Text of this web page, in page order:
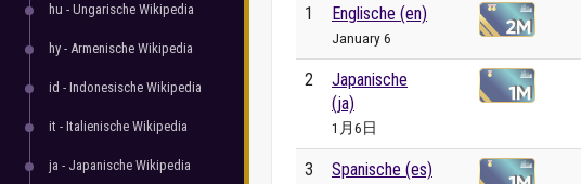
hu - Ungarische Wikipedia
hy - Armenische Wikipedia
id - Indonesische Wikipedia
it - Italienische Wikipedia
ja - Japanische Wikipedia
1 Englische (en)
January 6
2
Japanische
(ja)
1月6日
3 Spanische (es)